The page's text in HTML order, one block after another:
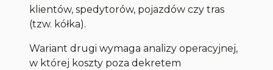
klientów, spedytorów, pojazdów czy tras
(tzw. kółka).
Wariant drugi wymaga analizy operacyjnej,
w której koszty poza dekretem